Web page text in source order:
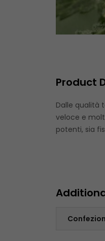
Product
Dalle qualità
veloce e
potenti, sia